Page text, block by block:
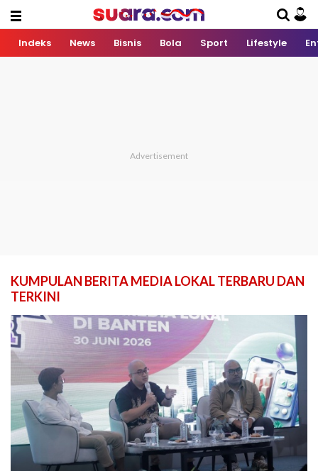
Indeks News Bisnis Bola Sport Lifestyle
KUMPULAN BERITA MEDIA LOKAL TERBARU DAN
TERKINI